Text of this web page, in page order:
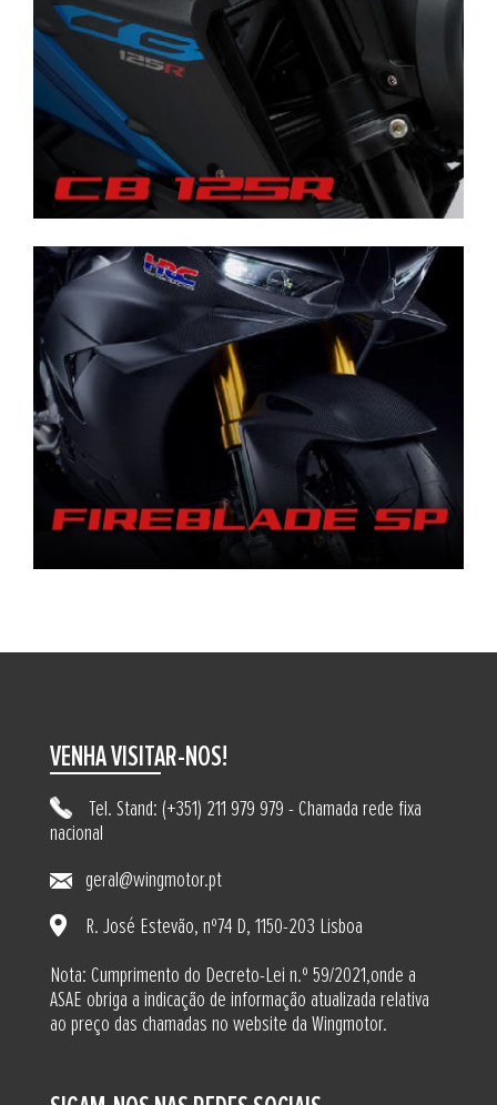
VENHA VISITAR-NOS!
Tel. Stand: (+351) 211 979 979 - Chamada rede fixa
nacional
geral@wingmotor.pt
R. José Estevão, nº74 D, 1150-203 Lisboa
Nota: Cumprimento do Decreto-Lei n.º 59/2021,onde a
ASAE obriga a indicação de informação atualizada relativa
ao preço das chamadas no website da Wingmotor.